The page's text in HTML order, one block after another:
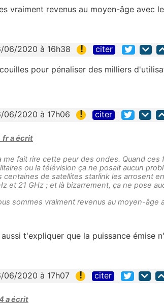
vraiment revenus au moyen-âge avec
06/2020 à 16h38 ! citer
pour pénaliser des milliers
06/2020 à 17h06 ! citer
a écrit
me fait rire cette peur des ondes. Quand
ou la télévision ça ne posait aucun
centaines de satellites starlink les arrosent
et 21 GHz ; et là bizarrement, ça ne pose
sommes vraiment revenus au moyen-âge
t'expliquer que la puissance émise
06/2020 à 17h07 ! citer
a écrit